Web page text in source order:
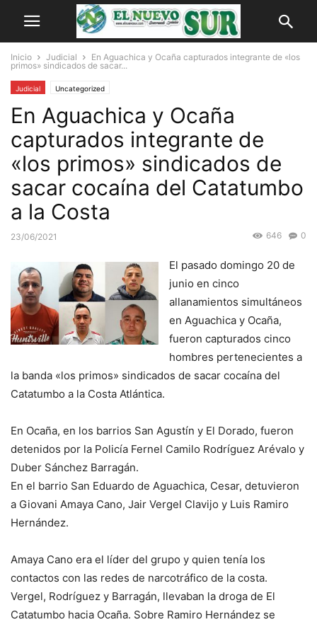
Inicio Judicial
En Aguachica y Ocaña capturados integrante de «los
primos» sindicados de sacar...
Judicial Uncategorized
En Aguachica y Ocaña
capturados integrante de
«los primos» sindicados de
sacar cocaína del Catatumbo
a la Costa
23/06/2021 0
646
El pasado domingo 20 de
junio en cinco
allanamientos simultáneos
en Aguachica y Ocaña,
fueron capturados cinco
hombres pertenecientes a
la banda «los primos» sindicados de sacar cocaína del
Catatumbo a la Costa Atlántica.
En Ocaña, en los barrios San Agustín y El Dorado, fueron
detenidos por la Policía Fernel Camilo Rodríguez Arévalo y
Duber Sánchez Barragán.
En el barrio San Eduardo de Aguachica, Cesar, detuvieron
a Giovani Amaya Cano, Jair Vergel Clavijo y Luis Ramiro
Hernández.
Amaya Cano era el líder del grupo y quien tenía los
contactos con las redes de narcotráfico de la costa.
Vergel, Rodríguez y Barragán, llevaban la droga de El
Catatumbo hacia Ocaña. Sobre Ramiro Hernández se